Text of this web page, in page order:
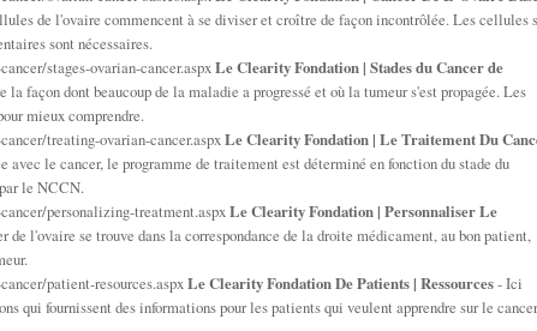
de l'ovaire commencent à se diviser et croître de façon incontrôlée. Les cellules
sont nécessaires.
stages-ovarian-cancer.aspx Le Clearity Fondation | Stades du Cancer de
façon dont beaucoup de la maladie a progressé et où la tumeur s'est propagée. Les
mieux comprendre.
treating-ovarian-cancer.aspx Le Clearity Fondation | Le Traitement Du
avec le cancer, le programme de traitement est déterminé en fonction du stade du
le NCCN.
personalizing-treatment.aspx Le Clearity Fondation | Personnaliser Le
de l'ovaire se trouve dans la correspondance de la droite médicament, au bon patient,
patient-resources.aspx Le Clearity Fondation De Patients | Ressources- Ici
qui fournissent des informations pour les patients qui veulent apprendre sur le cancer